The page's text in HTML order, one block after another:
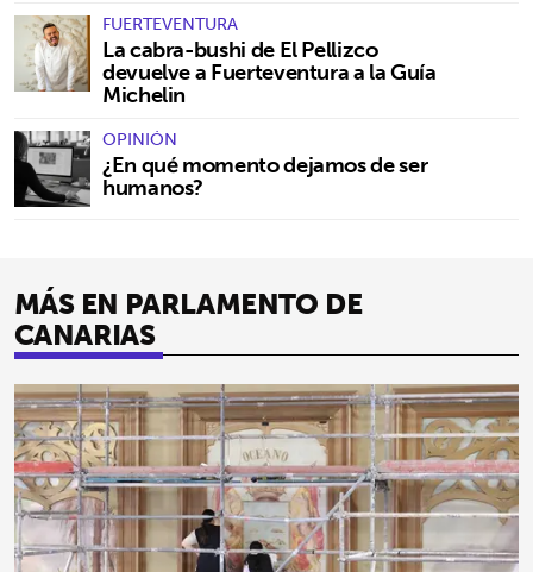
FUERTEVENTURA
La cabra-bushi de El Pellizco
devuelve a Fuerteventura a la Guía
Michelin
OPINIÓN
¿En qué momento dejamos de ser
humanos?
MÁS EN PARLAMENTO DE
CANARIAS